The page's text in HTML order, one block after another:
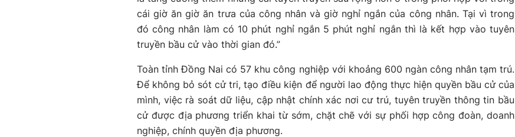
cái giờ ăn giờ ăn trưa của công nhân và giờ nghỉ ngắn của công nhân. Tại vì trong
đó công nhân làm có 10 phút nghỉ ngắn 5 phút nghỉ ngắn thì là kết hợp vào tuyên
truyền bầu cử vào thời gian đó.”
Toàn tỉnh Đồng Nai có 57 khu công nghiệp với khoảng 600 ngàn công nhân tạm trú.
Để không bỏ sót cử tri, tạo điều kiện để người lao động thực hiện quyền bầu cử của
mình, việc rà soát dữ liệu, cập nhật chính xác nơi cư trú, tuyên truyền thông tin bầu
cử được địa phương triển khai từ sớm, chặt chẽ với sự phối hợp công đoàn, doanh
nghiệp, chính quyền địa phương.